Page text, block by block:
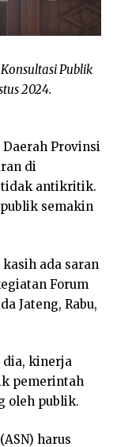
Publik
2024.
Provinsi
di
tidak antikritik.
semakin
ada saran
Forum
Jateng, Rabu,
dia, kinerja
pemerintah
oleh publik.
harus